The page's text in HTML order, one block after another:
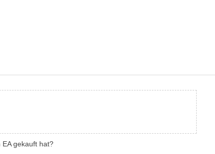
gekauft hat?